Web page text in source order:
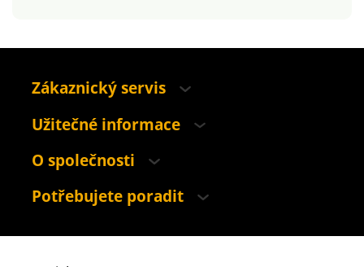
Zákaznický servis
Užitečné informace
O společnosti
Potřebujete poradit